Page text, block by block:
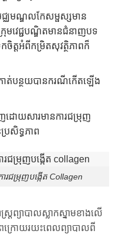
ជ្ឈមណ្ឌលកែសម្ផស្សមាន
មវេជ្ជបណ្ឌិតមានជំនាញបទ
ចិត្តអំពីកម្រិតសុវត្ថិភាពក៏
កាត់បន្ថយបានករណីកើតឡើង
ញដោយសារមានការជម្រុញ
រសិទ្ធភាព
ជម្រុញបង្កើត Collagen
ព្យាបាលស្លាកស្នាមខាងលើ
ក្រោយរយះពេលព្យាបាលពី